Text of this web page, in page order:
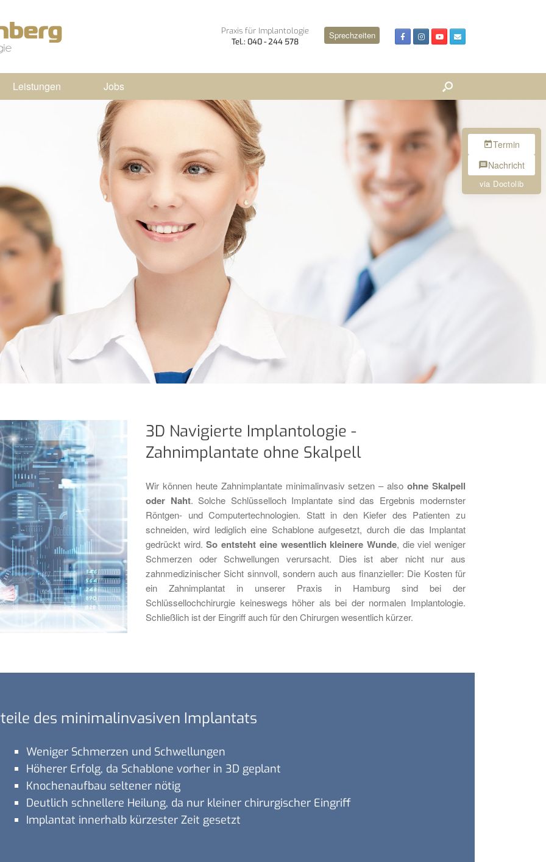
Praxis für Implantologie
Tel.: 040 - 244 578
Sprechzeiten
Leistungen Jobs
3D Navigierte Implantologie -
Zahnimplantate ohne Skalpell
Wir können heute Zahnimplantate minimalinvasiv setzen – alsoohne Skalpell
oder Naht. Solche Schlüsselloch Implantate sind das Ergebnis modernster
Röntgen- und Computertechnologien. Statt in den Kiefer des Patienten zu
schneiden, wird lediglich eine Schablone aufgesetzt, durch die das Implantat
gedrückt wird.So entsteht eine wesentlich kleinere Wunde, die viel weniger
Schmerzen oder Schwellungen verursacht. Dies ist aber nicht nur aus
zahnmedizinischer Sicht sinnvoll, sondern auch aus finanzieller: Die Kosten für
ein Zahnimplantat in unserer Praxis in Hamburg sind bei der
Schlüssellochchirurgie keineswegs höher als bei der normalen Implantologie.
Schließlich ist der Eingriff auch für den Chirurgen wesentlich kürzer.
des minimalinvasiven Implantats
Weniger Schmerzen und Schwellungen
Höherer Erfolg, da Schablone vorher in 3D geplant
Knochenaufbau seltener nötig
Deutlich schnellere Heilung, da nur kleiner chirurgischer Eingriff
Implantat innerhalb kürzester Zeit gesetzt
Termin
Nachricht
via Doctolib